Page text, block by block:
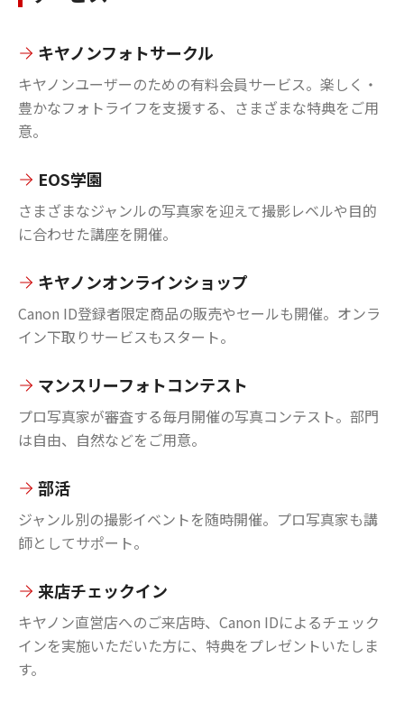
キヤノンフォトサークル
キヤノンユーザーのための有料会員サービス。楽しく・
豊かなフォトライフを支援する、さまざまな特典をご用
意。
EOS学園
さまざまなジャンルの写真家を迎えて撮影レベルや目的
に合わせた講座を開催。
キヤノンオンラインショップ
Canon ID登録者限定商品の販売やセールも開催。オンラ
イン下取りサービスもスタート。
マンスリーフォトコンテスト
プロ写真家が審査する毎月開催の写真コンテスト。部門
は自由、自然などをご用意。
部活
ジャンル別の撮影イベントを随時開催。プロ写真家も講
師としてサポート。
来店チェックイン
キヤノン直営店へのご来店時、Canon IDによるチェック
インを実施いただいた方に、特典をプレゼントいたしま
す。